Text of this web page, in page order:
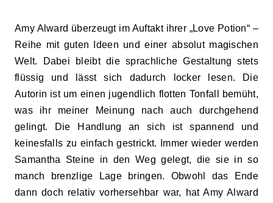
Amy Alward überzeugt im Auftakt ihrer „Love Potion“ –
Reihe mit guten Ideen und einer absolut magischen
Welt. Dabei bleibt die sprachliche Gestaltung stets
flüssig und lässt sich dadurch locker lesen. Die
Autorin ist um einen jugendlich flotten Tonfall bemüht,
was ihr meiner Meinung nach auch durchgehend
gelingt. Die Handlung an sich ist spannend und
keinesfalls zu einfach gestrickt. Immer wieder werden
Samantha Steine in den Weg gelegt, die sie in so
manch brenzlige Lage bringen. Obwohl das Ende
dann doch relativ vorhersehbar war, hat Amy Alward